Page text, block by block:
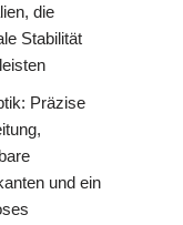
die
Stabilität
Präzise
und ein